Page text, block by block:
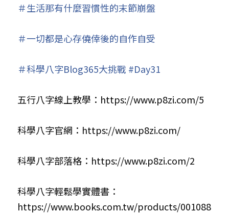
＃生活那有什麼習慣性的末節崩盤
＃一切都是心存僥倖後的自作自受
＃科學八字Blog365大挑戰 #Day31
五行八字線上教學： https://www.p8zi.com/5
科學八字官網： https://www.p8zi.com/
科學八字部落格： https://www.p8zi.com/2
科學八字輕鬆學實體書：
https://www.books.com.tw/products/001088